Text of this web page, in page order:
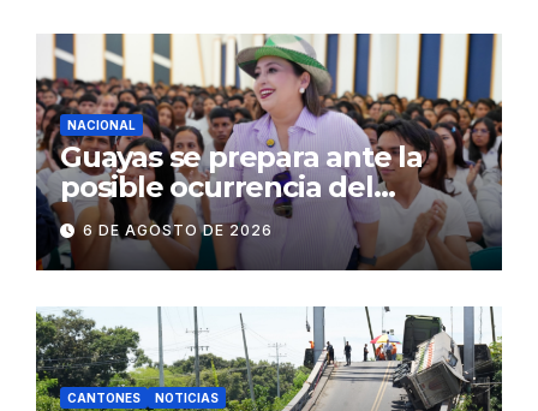
comerciales y de
concurrencia
NACIONAL
Guayas se prepara ante la
posible ocurrencia del
fenómeno de El Niño:
Gobierno Nacional capacita a
2.500 jóvenes
6 DE AGOSTO DE 2026
CANTONES NOTICIAS